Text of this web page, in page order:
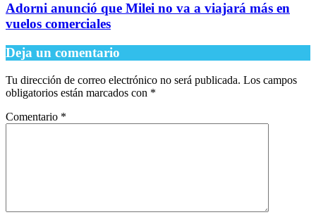
Adorni anunció que Milei no va a viajará más en
vuelos comerciales
Deja un comentario
Tu dirección de correo electrónico no será publicada. Los campos
obligatorios están marcados con *
Comentario *